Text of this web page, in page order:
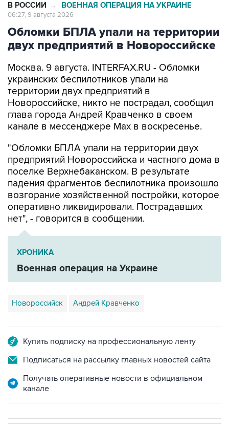
В РОССИИ → ВОЕННАЯ ОПЕРАЦИЯ НА УКРАИНЕ
06:27, 9 августа 2026
Обломки БПЛА упали на территории
двух предприятий в Новороссийске
Москва. 9 августа. INTERFAX.RU - Обломки
украинских беспилотников упали на
территории двух предприятий в
Новороссийске, никто не пострадал, сообщил
глава города Андрей Кравченко в своем
канале в мессенджере Max в воскресенье.
"Обломки БПЛА упали на территории двух
предприятий Новороссийска и частного дома в
поселке Верхнебаканском. В результате
падения фрагментов беспилотника произошло
возгорание хозяйственной постройки, которое
оперативно ликвидировали. Пострадавших
нет", - говорится в сообщении.
ХРОНИКА
Военная операция на Украине
Новороссийск Андрей Кравченко
Купить подписку на профессиональную ленту
Подписаться на рассылку главных новостей сайта
Получать оперативные новости в официальном
канале